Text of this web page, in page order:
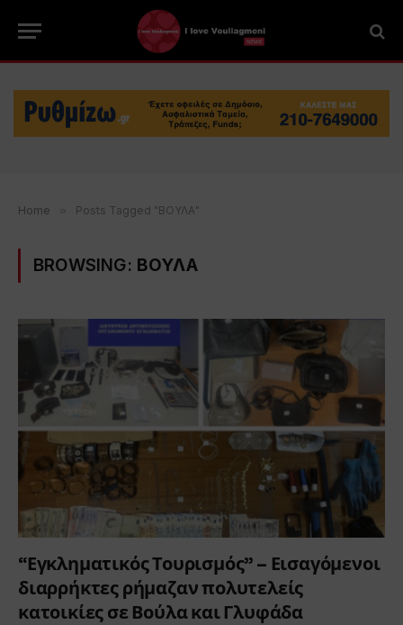
Home » Posts Tagged "ΒΟΥΛΑ"
BROWSING: ΒΟΥΛΑ
“Εγκληματικός Τουρισμός” – Εισαγόμενοι
διαρρήκτες ρήμαζαν πολυτελείς
κατοικίες σε Βούλα και Γλυφάδα